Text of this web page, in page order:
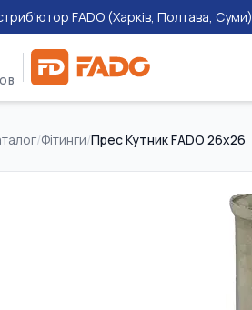
FADO (Харків, Полтава, Суми)
/Фітинги/Прес Кутник FADO 26х26